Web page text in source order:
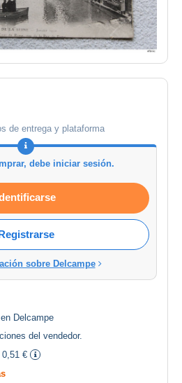
de entrega y plataforma
debe iniciar sesión.
sobre Delcampe
en Delcampe
del vendedor.
0,51 €